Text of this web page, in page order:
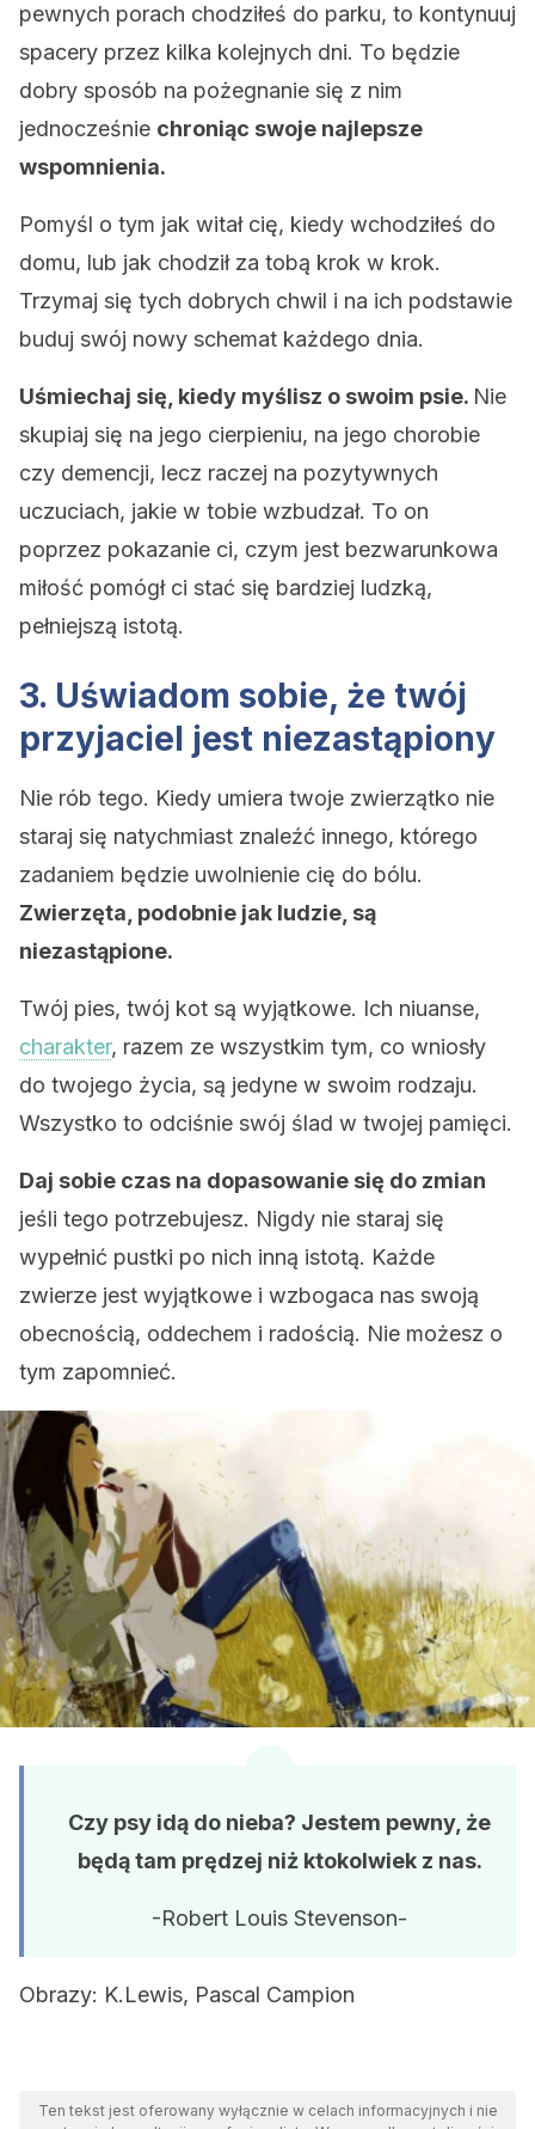
pewnych porach chodziłeś do parku, to kontynuuj
spacery przez kilka kolejnych dni. To będzie
dobry sposób na pożegnanie się z nim
jednocześnie chroniąc swoje najlepsze
wspomnienia.
Pomyśl o tym jak witał cię, kiedy wchodziłeś do
domu, lub jak chodził za tobą krok w krok.
Trzymaj się tych dobrych chwil i na ich podstawie
buduj swój nowy schemat każdego dnia.
Uśmiechaj się, kiedy myślisz o swoim psie. Nie
skupiaj się na jego cierpieniu, na jego chorobie
czy demencji, lecz raczej na pozytywnych
uczuciach, jakie w tobie wzbudzał. To on
poprzez pokazanie ci, czym jest bezwarunkowa
miłość pomógł ci stać się bardziej ludzką,
pełniejszą istotą.
3. Uświadom sobie, że twój
przyjaciel jest niezastąpiony
Nie rób tego. Kiedy umiera twoje zwierzątko nie
staraj się natychmiast znaleźć innego, którego
zadaniem będzie uwolnienie cię do bólu.
Zwierzęta, podobnie jak ludzie, są
niezastąpione.
Twój pies, twój kot są wyjątkowe. Ich niuanse,
charakter, razem ze wszystkim tym, co wniosły
do twojego życia, są jedyne w swoim rodzaju.
Wszystko to odciśnie swój ślad w twojej pamięci.
Daj sobie czas na dopasowanie się do zmian
jeśli tego potrzebujesz. Nigdy nie staraj się
wypełnić pustki po nich inną istotą. Każde
zwierze jest wyjątkowe i wzbogaca nas swoją
obecnością, oddechem i radością. Nie możesz o
tym zapomnieć.
Czy psy idą do nieba? Jestem pewny, że
będą tam prędzej niż ktokolwiek z nas.
-Robert Louis Stevenson-
Obrazy: K.Lewis, Pascal Campion
Ten tekst jest oferowany wyłącznie w celach informacyjnych i nie